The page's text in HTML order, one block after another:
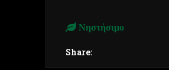
Νηστήσιμο
Share: